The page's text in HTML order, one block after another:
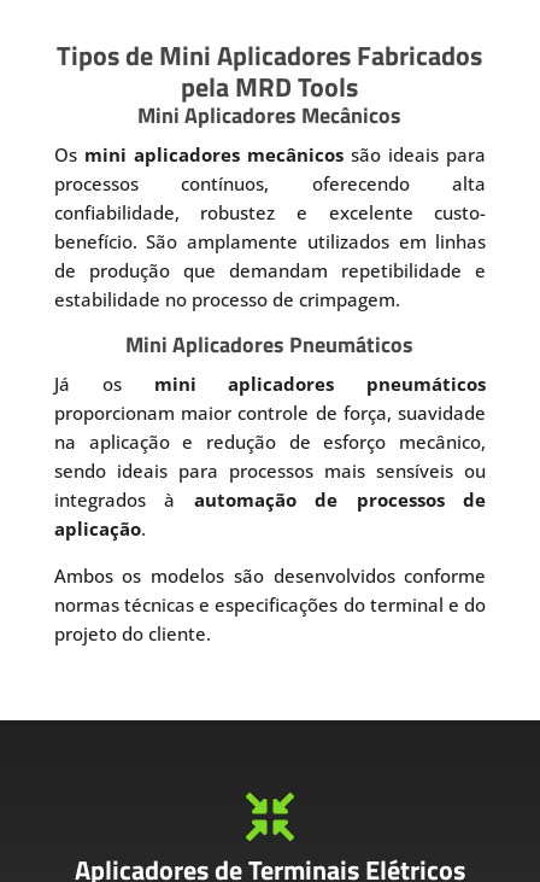
Tipos de Mini Aplicadores Fabricados
pela MRD Tools
Mini Aplicadores Mecânicos
Os mini aplicadores mecânicos são ideais para
processos contínuos, oferecendo alta
confiabilidade, robustez e excelente custo-
benefício. São amplamente utilizados em linhas
de produção que demandam repetibilidade e
estabilidade no processo de crimpagem.
Mini Aplicadores Pneumáticos
Já os mini aplicadores pneumáticos
proporcionam maior controle de força, suavidade
na aplicação e redução de esforço mecânico,
sendo ideais para processos mais sensíveis ou
integrados à automação de processos de
aplicação.
Ambos os modelos são desenvolvidos conforme
normas técnicas e especificações do terminal e do
projeto do cliente.

Aplicadores de Terminais Elétricos